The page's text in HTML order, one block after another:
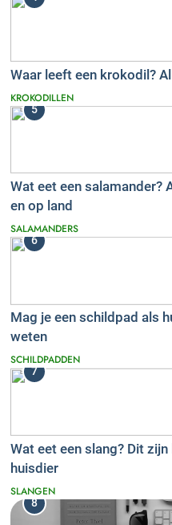
Waar leeft een krokodil?
KROKODILLEN
5
Wat eet een salamander?
en op land
SALAMANDERS
6
Mag je een schildpad als
weten
SCHILDPADDEN
7
Wat eet een slang? Dit
huisdier
SLANGEN
8